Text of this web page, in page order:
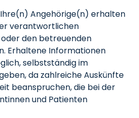
Angehörige(n) erhalten
verantwortlichen
den betreuenden
Erhaltene Informationen
selbstständig im
da zahlreiche Auskünfte
beanspruchen, die bei der
und Patienten